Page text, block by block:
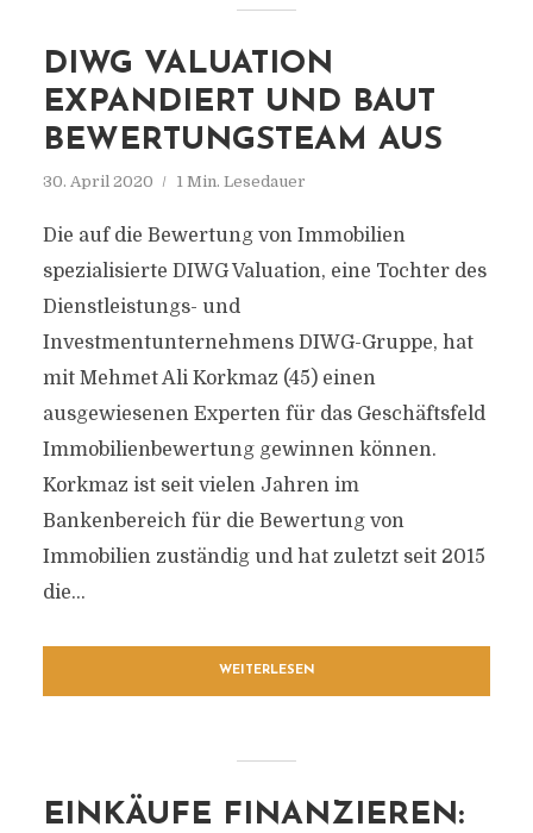
DIWG VALUATION
EXPANDIERT UND BAUT
BEWERTUNGSTEAM AUS
30. April 2020 1 Min. Lesedauer
Die auf die Bewertung von Immobilien
spezialisierte DIWG Valuation, eine Tochter des
Dienstleistungs- und
Investmentunternehmens DIWG-Gruppe, hat
mit Mehmet Ali Korkmaz (45) einen
ausgewiesenen Experten für das Geschäftsfeld
Immobilienbewertung gewinnen können.
Korkmaz ist seit vielen Jahren im
Bankenbereich für die Bewertung von
Immobilien zuständig und hat zuletzt seit 2015
die...
WEITERLESEN
EINKÄUFE FINANZIEREN: